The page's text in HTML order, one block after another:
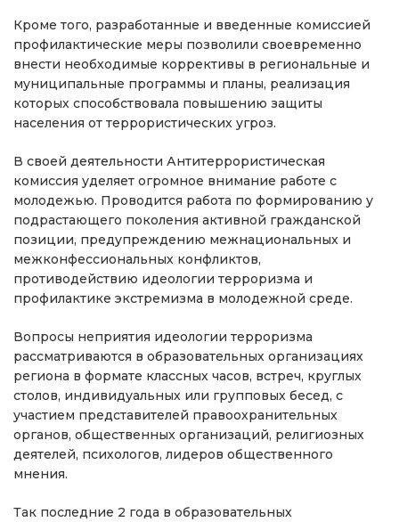
Кроме того, разработанные и введенные комиссией
профилактические меры позволили своевременно
внести необходимые коррективы в региональные и
муниципальные программы и планы, реализация
которых способствовала повышению защиты
населения от террористических угроз.
В своей деятельности Антитеррористическая
комиссия уделяет огромное внимание работе с
молодежью. Проводится работа по формированию у
подрастающего поколения активной гражданской
позиции, предупреждению межнациональных и
межконфессиональных конфликтов,
противодействию идеологии терроризма и
профилактике экстремизма в молодежной среде.
Вопросы неприятия идеологии терроризма
рассматриваются в образовательных организациях
региона в формате классных часов, встреч, круглых
столов, индивидуальных или групповых бесед, с
участием представителей правоохранительных
органов, общественных организаций, религиозных
деятелей, психологов, лидеров общественного
мнения.
Так последние 2 года в образовательных